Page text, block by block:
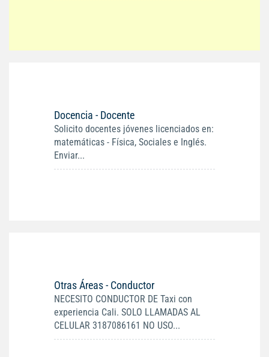
Docencia - Docente
Solicito docentes jóvenes licenciados en:
matemáticas - Física, Sociales e Inglés.
Enviar...
Otras Áreas - Conductor
NECESITO CONDUCTOR DE Taxi con
experiencia Cali. SOLO LLAMADAS AL
CELULAR 3187086161 NO USO...